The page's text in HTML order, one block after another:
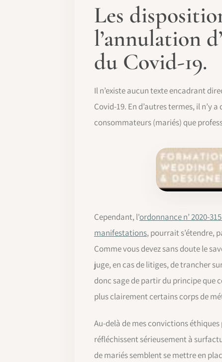
Les
l’annulation
du Covid-19.
Il n’existe aucun texte encadrant
Covid-19. En d’autres termes, il n’y
consommateurs (mariés) que
Cependant, l'ordonnance n’ 2020-
manifestations, pourrait s’étendre,
Comme vous devez sans doute le
juge, en cas de litiges, de trancher
donc sage de partir du principe que
plus clairement certains corps de
Au-delà de mes convictions
réfléchissent sérieusement à
de mariés semblent se mettre en